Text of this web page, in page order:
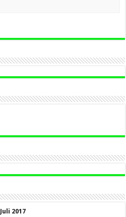
Juli 2017